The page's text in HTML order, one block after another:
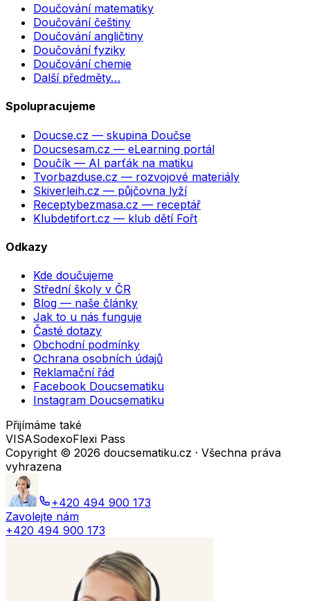
Doučování matematiky
Doučování češtiny
Doučování angličtiny
Doučování fyziky
Doučování chemie
Další předměty…
Spolupracujeme
Doucse.cz — skupina Doučse
Doucsesam.cz — eLearning portál
Doučík — AI parťák na matiku
Tvorbazduse.cz — rozvojové materiály
Skiverleih.cz — půjčovna lyží
Receptybezmasa.cz — receptář
Klubdetifort.cz — klub dětí Fořt
Odkazy
Kde doučujeme
Střední školy v ČR
Blog — naše články
Jak to u nás funguje
Časté dotazy
Obchodní podmínky
Ochrana osobních údajů
Reklamační řád
Facebook Doucsematiku
Instagram Doucsematiku
Přijímáme také
VISASodexoFlexi Pass
Copyright © 2026 doucsematiku.cz · Všechna práva
vyhrazena
+420 494 900 173
Zavolejte nám
+420 494 900 173